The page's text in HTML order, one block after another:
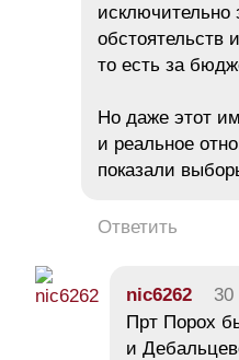
исключительно
обстоятельств
то есть за
Но даже этот
и реальное
показали
Ответить
nic6262
Прт Порох
и